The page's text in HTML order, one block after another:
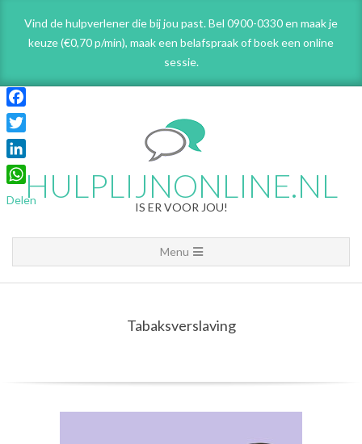
content
Vind de hulpverlener die bij jou past. Bel 0900-0330 en maak je
keuze (€0,70 p/min), maak een belafspraakof boek een online
sessie.
HULPLIJNONLINE.NL
IS ER VOOR JOU!
Navigation
Menu
Menu
Tabaksverslaving
Facebook
Twitter
LinkedIn
WhatsApp
Delen